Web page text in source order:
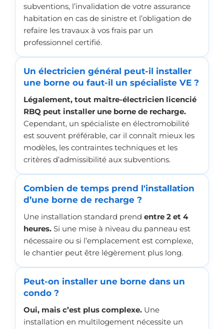
subventions, l’invalidation de votre assurance
habitation en cas de sinistre et l’obligation de
refaire les travaux à vos frais par un
professionnel certifié.
Un électricien général peut-il installer
une borne ou faut-il un spécialiste VE ?
Légalement, tout maître-électricien licencié
RBQ peut installer une borne de recharge.
Cependant, un spécialiste en électromobilité
est souvent préférable, car il connaît mieux les
modèles, les contraintes techniques et les
critères d’admissibilité aux subventions.
Combien de temps prend l'installation
d’une borne de recharge ?
Une installation standard prend entre 2 et 4
heures. Si une mise à niveau du panneau est
nécessaire ou si l’emplacement est complexe,
le chantier peut être légèrement plus long.
Peut-on installer une borne dans un
condo ?
Oui, mais c’est plus complexe. Une
installation en multilogement nécessite un